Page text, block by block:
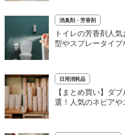
消臭剤・芳香剤
トイレの芳香剤人
型やスプレータイプ
日用消耗品
【まとめ買い】ダ
選！人気のネピア